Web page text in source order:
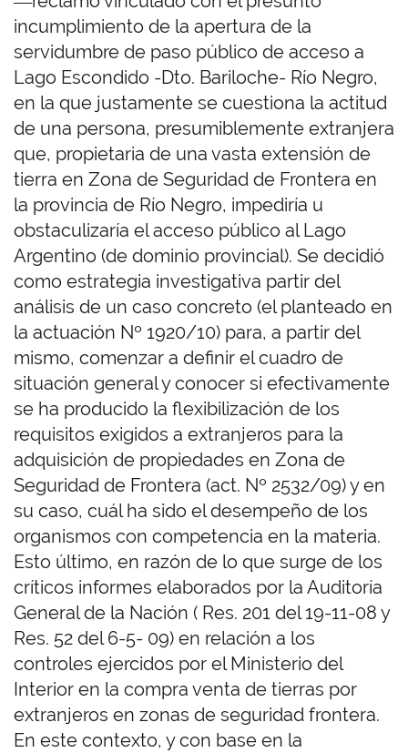
incumplimiento de la apertura de la
servidumbre de paso público de acceso a
Lago Escondido -Dto. Bariloche- Río Negro,
en la que justamente se cuestiona la actitud
de una persona, presumiblemente extranjera
que, propietaria de una vasta extensión de
tierra en Zona de Seguridad de Frontera en
la provincia de Río Negro, impediría u
obstaculizaría el acceso público al Lago
Argentino (de dominio provincial). Se decidió
como estrategia investigativa partir del
análisis de un caso concreto (el planteado en
la actuación Nº 1920/10) para, a partir del
mismo, comenzar a definir el cuadro de
situación general y conocer si efectivamente
se ha producido la flexibilización de los
requisitos exigidos a extranjeros para la
adquisición de propiedades en Zona de
Seguridad de Frontera (act. Nº 2532/09) y en
su caso, cuál ha sido el desempeño de los
organismos con competencia en la materia.
Esto último, en razón de lo que surge de los
críticos informes elaborados por la Auditoría
General de la Nación ( Res. 201 del 19-11-08 y
Res. 52 del 6-5- 09) en relación a los
controles ejercidos por el Ministerio del
Interior en la compra venta de tierras por
extranjeros en zonas de seguridad frontera.
En este contexto, y con base en la